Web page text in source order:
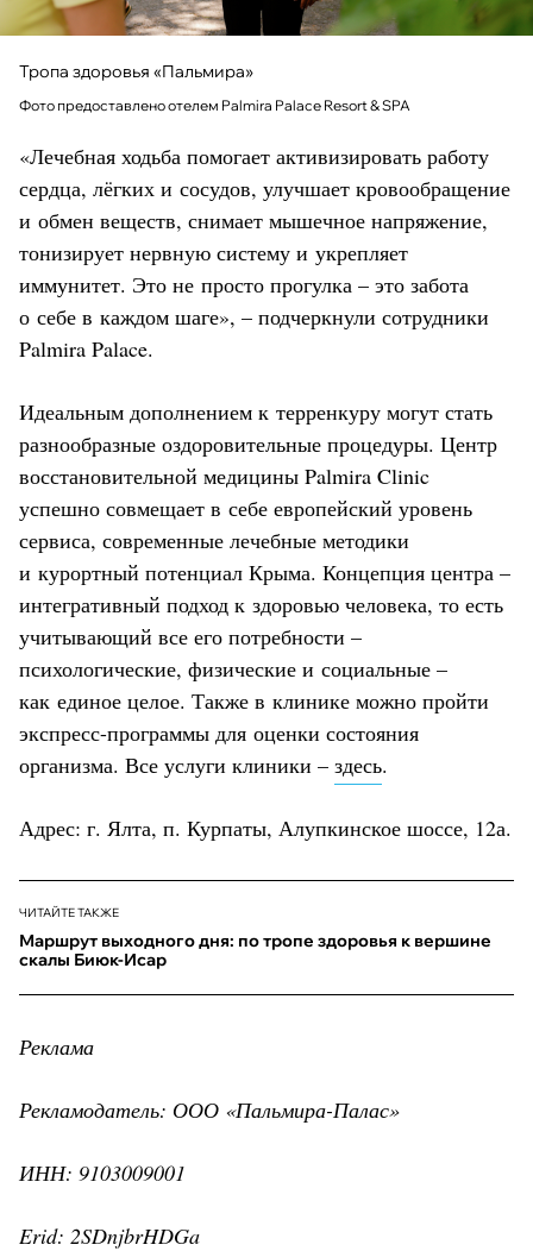
Тропа здоровья «Пальмира»
Фото предоставлено отелем Palmira Palace Resort & SPA
«Лечебная ходьба помогает активизировать работу
сердца, лёгких и сосудов, улучшает кровообращение
и обмен веществ, снимает мышечное напряжение,
тонизирует нервную систему и укрепляет
иммунитет. Это не просто прогулка – это забота
о себе в каждом шаге», – подчеркнули сотрудники
Palmira Palace.
Идеальным дополнением к терренкуру могут стать
разнообразные оздоровительные процедуры. Центр
восстановительной медицины Palmira Clinic
успешно совмещает в себе европейский уровень
сервиса, современные лечебные методики
и курортный потенциал Крыма. Концепция центра –
интегративный подход к здоровью человека, то есть
учитывающий все его потребности –
психологические, физические и социальные –
как единое целое. Также в клинике можно пройти
экспресс-программы для оценки состояния
организма. Все услуги клиники – здесь.
Адрес: г. Ялта, п. Курпаты, Алупкинское шоссе, 12а.
ЧИТАЙТЕ ТАКЖЕ
Маршрут выходного дня: по тропе здоровья к вершине
скалы Биюк-Исар
Реклама
Рекламодатель: ООО «Пальмира-Палас»
ИНН: 9103009001
Erid: 2SDnjbrHDGa